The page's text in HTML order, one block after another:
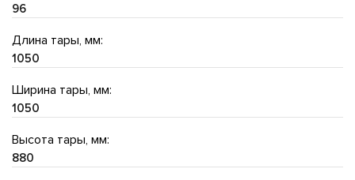
96
Длина тары, мм:
1050
Ширина тары, мм:
1050
Высота тары, мм:
880